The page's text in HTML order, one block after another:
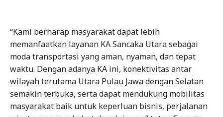
“Kami berharap masyarakat dapat lebih
memanfaatkan layanan KA Sancaka Utara sebagai
moda transportasi yang aman, nyaman, dan tepat
waktu. Dengan adanya KA ini, konektivitas antar
wilayah terutama Utara Pulau Jawa dengan Selatan
semakin terbuka, serta dapat mendukung mobilitas
masyarakat baik untuk keperluan bisnis, perjalanan